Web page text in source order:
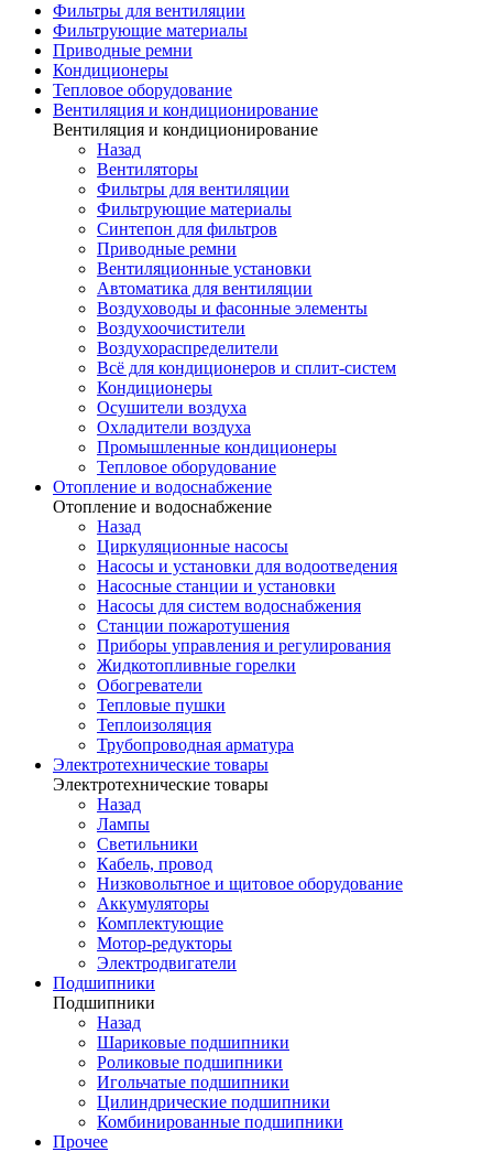
Фильтры для вентиляции
Фильтрующие материалы
Приводные ремни
Кондиционеры
Тепловое оборудование
Вентиляция и кондиционирование
Вентиляция и кондиционирование
Назад
Вентиляторы
Фильтры для вентиляции
Фильтрующие материалы
Синтепон для фильтров
Приводные ремни
Вентиляционные установки
Автоматика для вентиляции
Воздуховоды и фасонные элементы
Воздухоочистители
Воздухораспределители
Всё для кондиционеров и сплит-систем
Кондиционеры
Осушители воздуха
Охладители воздуха
Промышленные кондиционеры
Тепловое оборудование
Отопление и водоснабжение
Отопление и водоснабжение
Назад
Циркуляционные насосы
Насосы и установки для водоотведения
Насосные станции и установки
Насосы для систем водоснабжения
Станции пожаротушения
Приборы управления и регулирования
Жидкотопливные горелки
Обогреватели
Тепловые пушки
Теплоизоляция
Трубопроводная арматура
Электротехнические товары
Электротехнические товары
Назад
Лампы
Светильники
Кабель, провод
Низковольтное и щитовое оборудование
Аккумуляторы
Комплектующие
Мотор-редукторы
Электродвигатели
Подшипники
Подшипники
Назад
Шариковые подшипники
Роликовые подшипники
Игольчатые подшипники
Цилиндрические подшипники
Комбинированные подшипники
Прочее